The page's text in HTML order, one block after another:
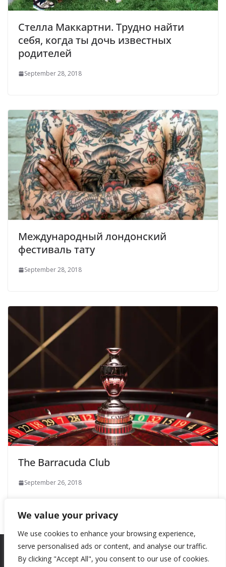
We value your privacy
We use cookies to enhance your browsing experience,
serve personalised ads or content, and analyse our traffic.
By clicking "Accept All", you consent to our use of cookies.
Стелла Маккартни. Трудно найти
себя, когда ты дочь известных
родителей
September 28, 2018
Международный лондонский
фестиваль тату
September 28, 2018
The Barracuda Club
September 26, 2018